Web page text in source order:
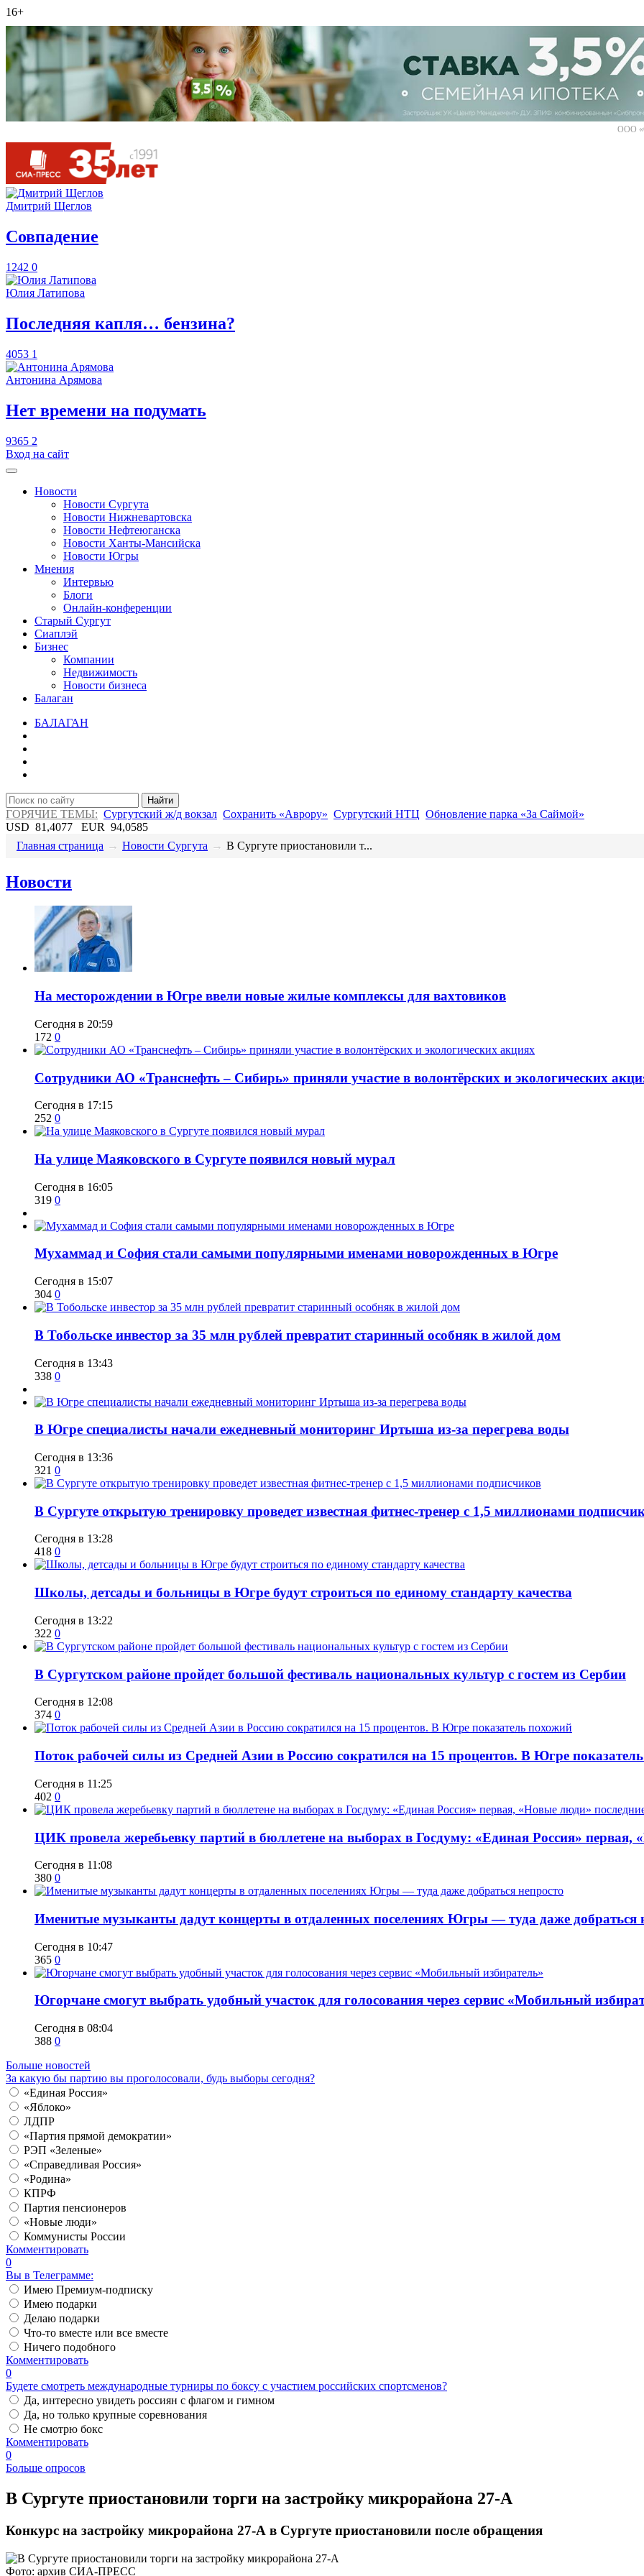
16+
ООО
Дмитрий Щеглов
​Совпадение
1242 0
Юлия Латипова
​Последняя капля… бензина?
4053 1
Антонина Арямова
​Нет времени на подумать
9365 2
Вход на сайт
Новости
Новости Сургута
Новости Нижневартовска
Новости Нефтеюганска
Новости Ханты-Мансийска
Новости Югры
Мнения
Интервью
Блоги
Онлайн-конференции
Старый Сургут
Сиаплэй
Бизнес
Компании
Недвижимость
Новости бизнеса
Балаган
БАЛАГАН
Найти
ГОРЯЧИЕ ТЕМЫ: Сургутский ж/д вокзал Сохранить «Аврору» Сургутский НТЦ Обновление парка «За Саймой»
USD 81,4077 EUR 94,0585
Главная страница → Новости Сургута → ​В Сургуте приостановили т...
Новости
​На месторождении в Югре ввели новые жилые комплексы для вахтовиков
Сегодня в 20:59
172 0
Сотрудники АО «Транснефть – Сибирь» приняли участие в волонтёрских и экологических
Сегодня в 17:15
252 0
​На улице Маяковского в Сургуте появился новый мурал
Сегодня в 16:05
319 0
​Мухаммад и София стали самыми популярными именами новорожденных в Югре
Сегодня в 15:07
304 0
В Тобольске инвестор за 35 млн рублей превратит старинный особняк в жилой дом
Сегодня в 13:43
338 0
В Югре специалисты начали ежедневный мониторинг Иртыша из-за перегрева воды
Сегодня в 13:36
321 0
В Сургуте открытую тренировку проведет известная фитнес-тренер с 1,5 миллионами
Сегодня в 13:28
418 0
Школы, детсады и больницы в Югре будут строиться по единому стандарту качества
Сегодня в 13:22
322 0
В Сургутском районе пройдет большой фестиваль национальных культур с гостем из Сербии
Сегодня в 12:08
374 0
Поток рабочей силы из Средней Азии в Россию сократился на 15 процентов. В Югре
Сегодня в 11:25
402 0
ЦИК провела жеребьевку партий в бюллетене на выборах в Госдуму: «Единая Россия» первая,
Сегодня в 11:08
380 0
Именитые музыканты дадут концерты в отдаленных поселениях Югры — туда даже добраться
Сегодня в 10:47
365 0
Югорчане смогут выбрать удобный участок для голосования через сервис «Мобильный
Сегодня в 08:04
388 0
Больше новостей
За какую бы партию вы проголосовали, будь выборы сегодня?
«Единая Россия»
«Яблоко»
ЛДПР
«Партия прямой демократии»
РЭП «Зеленые»
«Справедливая Россия»
«Родина»
КПРФ
Партия пенсионеров
«Новые люди»
Коммунисты России
Комментировать
0
Вы в Телеграмме:
Имею Премиум-подписку
Имею подарки
Делаю подарки
Что-то вместе или все вместе
Ничего подобного
Комментировать
0
Будете смотреть международные турниры по боксу с участием российских спортсменов?
Да, интересно увидеть россиян с флагом и гимном
Да, но только крупные соревнования
Не смотрю бокс
Комментировать
0
Больше опросов
​В Сургуте приостановили торги на застройку микрорайона 27-А
Конкурс на застройку микрорайона 27-А в Сургуте приостановили после обращения
Фото: архив СИА-ПРЕСС